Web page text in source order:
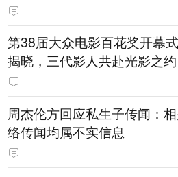
第38届大众电影百花奖开幕
揭晓，三代影人共赴光影之约
周杰伦方回应私生子传闻：
络传闻均属不实信息